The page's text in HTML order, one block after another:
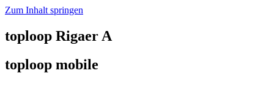
Zum Inhalt springen
toploop Rigaer A
toploop mobile